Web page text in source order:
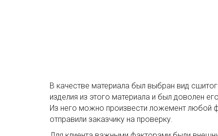
В качестве материала был выбран вид
изделия из этого материала и был доволен
Из него можно произвести ложемент любой
отправили заказчику на проверку.